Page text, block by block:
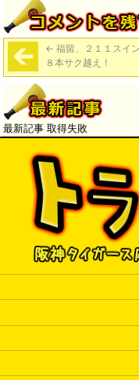
← 福留、２１１スイ
８本サク越え！
最新記事 取得失敗